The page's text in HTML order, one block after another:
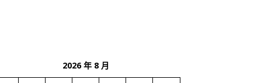
2026 年 8 月